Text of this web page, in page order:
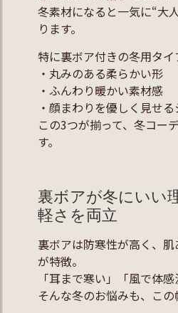
冬素材になると一気に“大
ります。
特に裏ボア付きの冬用タイ
・丸みのある柔らかい形
・ふんわり暖かい素材感
・顔まわりを優しく見せ
この3つが揃って、冬コー
す。
裏ボアが冬にいい
軽さを両立
裏ボアは防寒性が高く、
が特徴。
「耳まで寒い」「風で体感
そんな冬のお悩みも、この